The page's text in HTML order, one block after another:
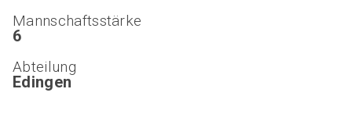
Mannschaftsstärke
6
Abteilung
Edingen